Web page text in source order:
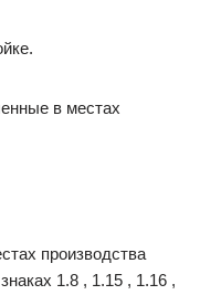
в местах
производства
1.8 , 1.15 , 1.16 ,